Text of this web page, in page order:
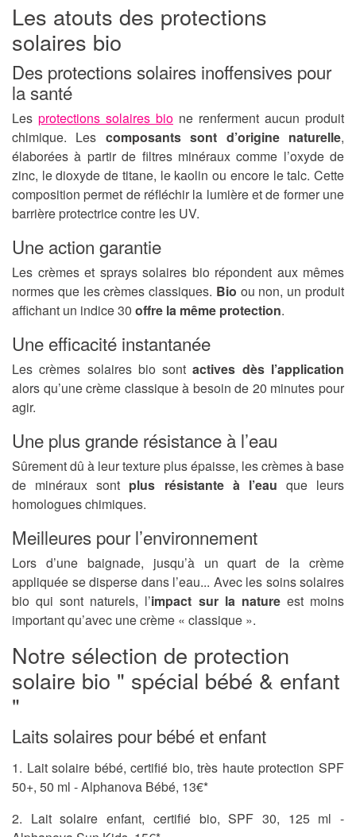
Les atouts des protections
solaires bio
Des protections solaires inoffensives pour
la santé
Les protections solaires bio ne renferment aucun produit
chimique. Les composants sont d’origine naturelle,
élaborées à partir de filtres minéraux comme l’oxyde de
zinc, le dioxyde de titane, le kaolin ou encore le talc. Cette
composition permet de réfléchir la lumière et de former une
barrière protectrice contre les UV.
Une action garantie
Les crèmes et sprays solaires bio répondent aux mêmes
normes que les crèmes classiques. Bio ou non, un produit
affichant un indice 30 offre la même protection.
Une efficacité instantanée
Les crèmes solaires bio sontactives dès l’application
alors qu’une crème classique à besoin de 20 minutes pour
agir.
Une plus grande résistance à l’eau
Sûrement dû à leur texture plus épaisse, les crèmes à base
de minéraux sont plus résistante à l’eau que leurs
homologues chimiques.
Meilleures pour l’environnement
Lors d’une baignade, jusqu’à un quart de la crème
appliquée se disperse dans l’eau... Avec les soins solaires
bio qui sont naturels, l’impact sur la natureest moins
important qu’avec une crème « classique ».
Notre sélection de protection
solaire bio " spécial bébé & enfant
"
Laits solaires pour bébé et enfant
1. Lait solaire bébé, certifié bio, très haute protection SPF
50+, 50 ml - Alphanova Bébé, 13€*
2. Lait solaire enfant, certifié bio, SPF 30, 125 ml -